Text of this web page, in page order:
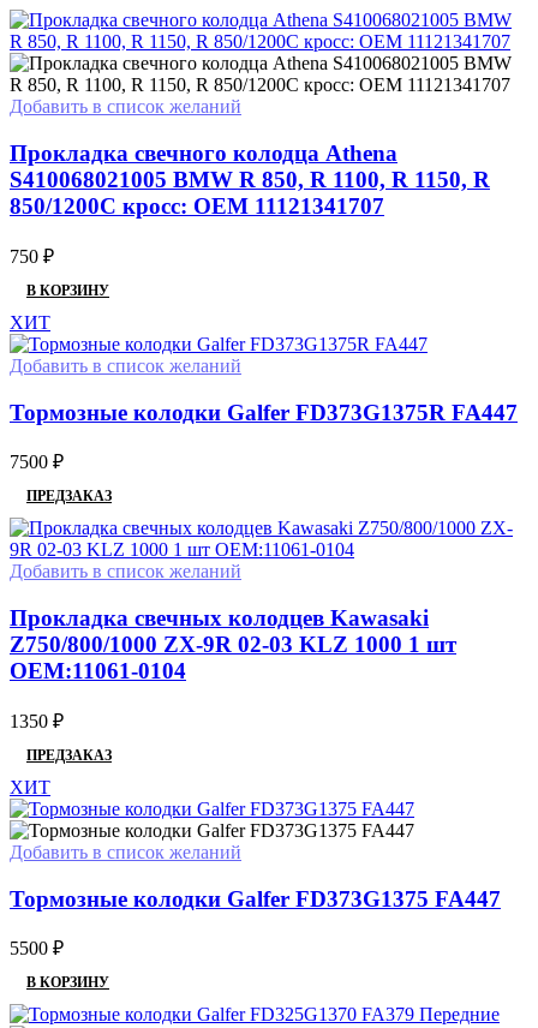
Добавить в список желаний
Прокладка свечного колодца Athena
S410068021005 BMW R 850, R 1100, R 1150, R
850/1200C кросс: OEM 11121341707
750 ₽
В КОРЗИНУ
ХИТ
Добавить в список желаний
Тормозные колодки Galfer FD373G1375R FA447
7500 ₽
ПРЕДЗАКАЗ
Добавить в список желаний
Прокладка свечных колодцев Kawasaki
Z750/800/1000 ZX-9R 02-03 KLZ 1000 1 шт
OEM:11061-0104
1350 ₽
ПРЕДЗАКАЗ
ХИТ
Добавить в список желаний
Тормозные колодки Galfer FD373G1375 FA447
5500 ₽
В КОРЗИНУ